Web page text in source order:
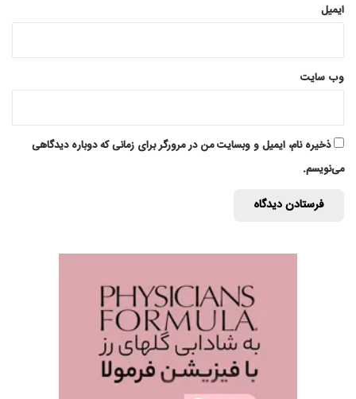
ایمیل
وب‌ سایت
ذخیره نام، ایمیل و وبسایت من در مرورگر برای زمانی که دوباره دیدگاهی
می‌نویسم.